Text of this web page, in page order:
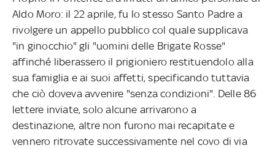
Aldo Moro: il 22 aprile, fu lo stesso Santo Padre a
rivolgere un appello pubblico col quale supplicava
"in ginocchio" gli "uomini delle Brigate Rosse"
affinché liberassero il prigioniero restituendolo alla
sua famiglia e ai suoi affetti, specificando tuttavia
che ciò doveva avvenire "senza condizioni". Delle 86
lettere inviate, solo alcune arrivarono a
destinazione, altre non furono mai recapitate e
vennero ritrovate successivamente nel covo di via